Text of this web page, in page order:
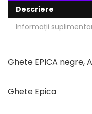
Descriere
Informații
Ghete EPICA negre,
Ghete Epica